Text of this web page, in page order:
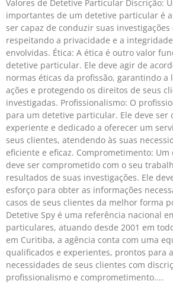
Valores de Detetive Particular Discrição:
importantes de um detetive particular é
ser capaz de conduzir suas
respeitando a privacidade e a
envolvidas. Ética: A ética é outro valor
detetive particular. Ele deve agir de
normas éticas da profissão, garantindo a
ações e protegendo os direitos de seus
investigadas. Profissionalismo: O
para um detetive particular. Ele deve ser
experiente e dedicado a oferecer um
seus clientes, atendendo às suas
eficiente e eficaz. Comprometimento:
deve ser comprometido com o seu
resultados de suas investigações. Ele
esforço para obter as informações
casos de seus clientes da melhor forma
Detetive Spy é uma referência nacional
particulares, atuando desde 2001 em
em Curitiba, a agência conta com uma
qualificados e experientes, prontos para
necessidades de seus clientes com
profissionalismo e comprometimento.